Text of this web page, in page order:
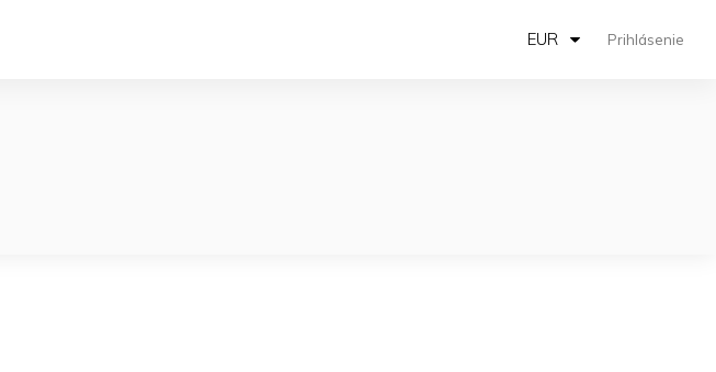
EUR Prihlásenie